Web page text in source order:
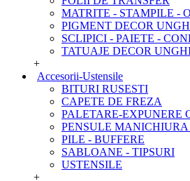
MATRITE - STAMPILE -
PIGMENT DECOR
SCLIPICI - PAIETE -
TATUAJE DECOR
+
Accesorii-Ustensile
BITURI RUSESTI
CAPETE DE FREZA
PALETARE-EXPUNERE
PENSULE MANICHIURA
PILE - BUFFERE
SABLOANE - TIPSURI
USTENSILE
+